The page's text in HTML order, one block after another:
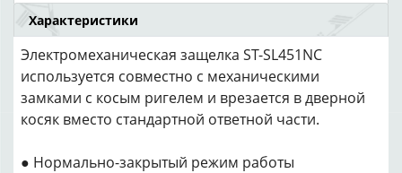
Характеристики
Электромеханическая защелка ST-SL451NC
используется совместно с механическими
замками с косым ригелем и врезается в дверной
косяк вместо стандартной ответной части.
● Нормально-закрытый режим работы